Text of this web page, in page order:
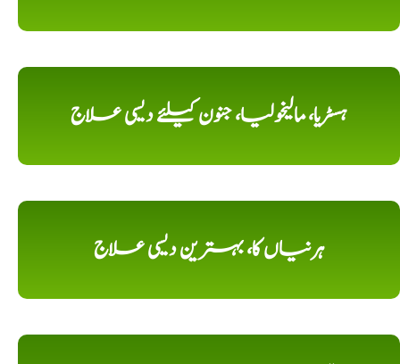
ہسٹریا، مالیخولیا، جنون کیلئے دیسی علاج
ہرنیاں کا، بہترین دیسی علاج